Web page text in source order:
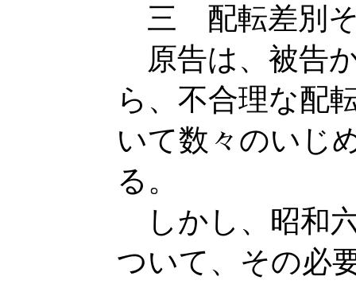
三 配転差別そ
原告は、被告
ら、不合理な配
いて数々のいじ
る。
しかし、昭和
ついて、その必